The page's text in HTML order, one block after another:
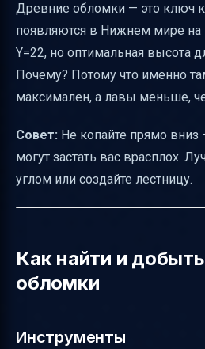
Древние обломки — это ключ к
появляются в Нижнем мире на
Y=22, но оптимальная высота
Почему? Потому что именно
максимален, а лавы меньше,
Совет: Не копайте прямо
могут застать вас врасплох.
углом или создайте лестницу.
Как найти и
обломки
Инструменты